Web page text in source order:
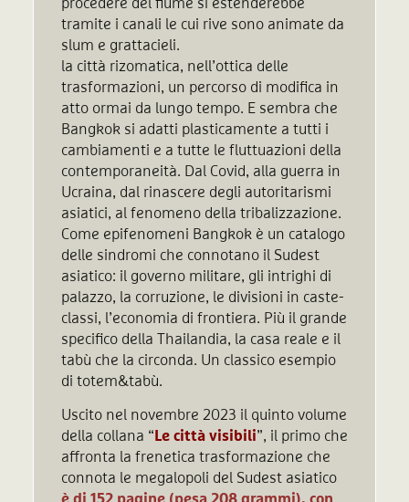
procedere del fiume si estenderebbe
tramite i canali le cui rive sono animate da
slum e grattacieli.
la città rizomatica, nell’ottica delle
trasformazioni, un percorso di modifica in
atto ormai da lungo tempo. E sembra che
Bangkok si adatti plasticamente a tutti i
cambiamenti e a tutte le fluttuazioni della
contemporaneità. Dal Covid, alla guerra in
Ucraina, dal rinascere degli autoritarismi
asiatici, al fenomeno della tribalizzazione.
Come epifenomeni Bangkok è un catalogo
delle sindromi che connotano il Sudest
asiatico: il governo militare, gli intrighi di
palazzo, la corruzione, le divisioni in caste-
classi, l’economia di frontiera. Più il grande
specifico della Thailandia, la casa reale e il
tabù che la circonda. Un classico esempio
di totem&tabù.
Uscito nel novembre 2023 il quinto volume
della collana “Le città visibili”, il primo che
affronta la frenetica trasformazione che
connota le megalopoli del Sudest asiatico